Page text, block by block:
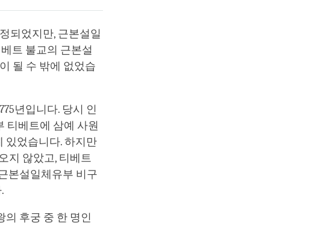
되었지만, 근본설일
트 불교의 근본설
될 수 밖에 없었습
년입니다. 당시 인
티베트에 삼예 사원
있었습니다. 하지만
지 않았고, 티베트
본설일체유부 비구
의 후궁 중 한 명인